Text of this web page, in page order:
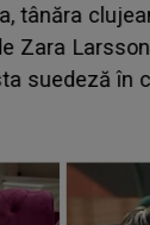
tânăra
Zara
suedeză în